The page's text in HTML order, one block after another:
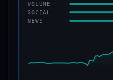
VOLUME
SOCIAL
NEWS